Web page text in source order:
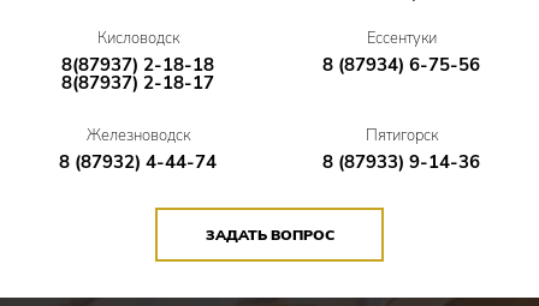
Кисловодск
8(87937) 2-18-18
8(87937) 2-18-17
Ессентуки
8 (87934) 6-75-56
Железноводск
8 (87932) 4-44-74
Пятигорск
8 (87933) 9-14-36
ЗАДАТЬ ВОПРОС